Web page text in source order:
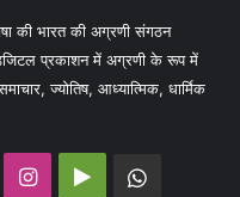
की भारत की अग्रणी संगठन
प्रकाशन में अग्रणी के रूप में
ज्योतिष, आध्यात्मिक, धार्मिक
Instagram
Google